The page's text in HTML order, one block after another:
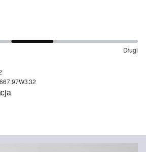
Długi
bawełniana, mieszanka wełniana
podczas procesu zamówienia (kroki